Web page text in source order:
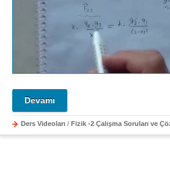
Devamı
Ders Videoları / Fizik -2 Çalışma Soruları ve